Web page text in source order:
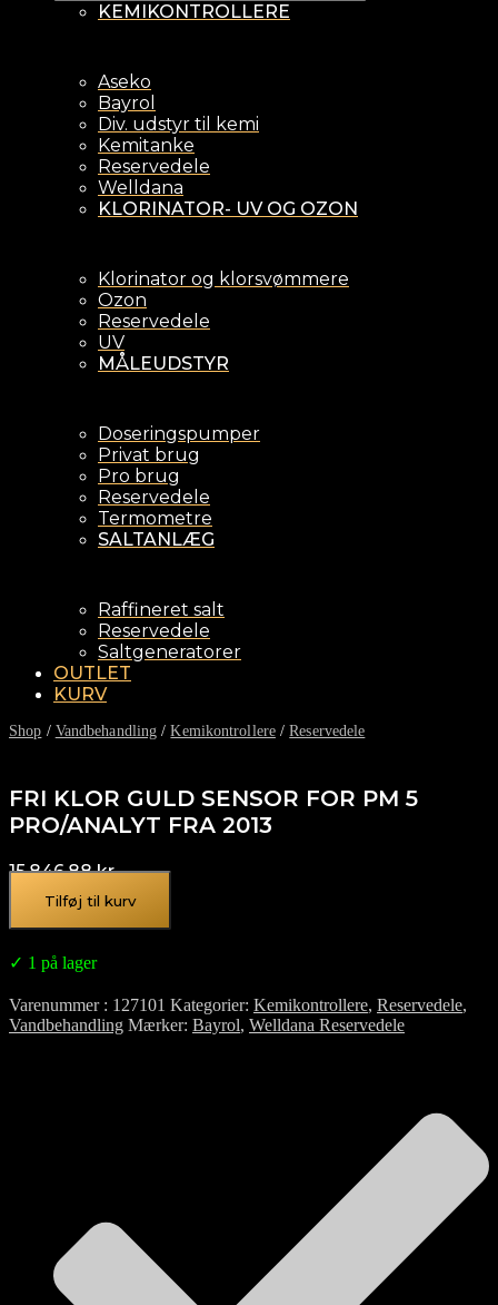
KEMIKONTROLLERE
Aseko
Bayrol
Div. udstyr til kemi
Kemitanke
Reservedele
Welldana
KLORINATOR- UV OG OZON
Klorinator og klorsvømmere
Ozon
Reservedele
UV
MÅLEUDSTYR
Doseringspumper
Privat brug
Pro brug
Reservedele
Termometre
SALTANLÆG
Raffineret salt
Reservedele
Saltgeneratorer
OUTLET
KURV
Shop / Vandbehandling /Kemikontrollere/Reservedele
FRI KLOR GULD SENSOR FOR PM 5
PRO/ANALYT FRA 2013
15.846,88kr.
Tilføj til kurv
✓ 1 på lager
Varenummer 127101 Kategorier Kemikontrollere, Reservedele,
Vandbehandling Mærker Bayrol, Welldana Reservedele